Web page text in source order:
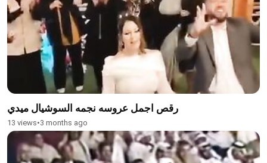
رقص اجمل عروسه نجمه السوشيال ميدي
13 views•3 months ago